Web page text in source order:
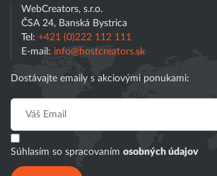
WebCreators, s.r.o.
ČSA 24, Banská Bystrica
Tel: +421 (0)222 112 111
E-mail: info@hostcreators.sk
Dostávajte emaily s akciovými ponukami:
Súhlasím so spracovaním osobných údajov